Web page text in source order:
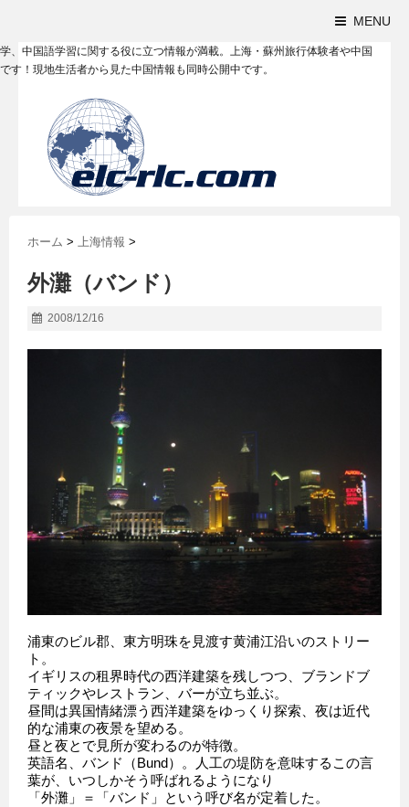
MENU
、中国語学習に関する役に立つ情報が満載。上海・蘇州旅行体験者や中国
す！現地生活者から見た中国情報も同時公開中です。
ホーム > 上海情報 >
外灘（バンド）
2008/12/16
浦東のビル郡、東方明珠を見渡す黄浦江沿いのストリー
ト。
イギリスの租界時代の西洋建築を残しつつ、ブランドブ
ティックやレストラン、バーが立ち並ぶ。
昼間は異国情緒漂う西洋建築をゆっくり探索、夜は近代
的な浦東の夜景を望める。
昼と夜とで見所が変わるのが特徴。
英語名、バンド（Bund）。人工の堤防を意味するこの言
葉が、いつしかそう呼ばれるようになり
「外灘」＝「バンド」という呼び名が定着した。